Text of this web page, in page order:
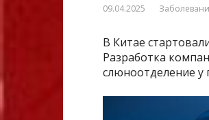
09.04.2025
В Китае
Разработка
слюноотделение